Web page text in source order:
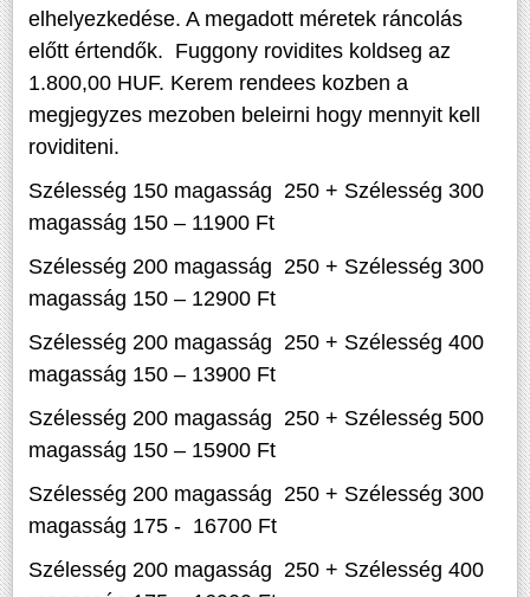
elhelyezkedése. A megadott méretek ráncolás
előtt értendők. Fuggony rovidites koldseg az
1.800,00 HUF. Kerem rendees kozben a
megjegyzes mezoben beleirni hogy mennyit kell
roviditeni.
Szélesség 150 magasság 250 + Szélesség 300
magasság 150 – 11900 Ft
Szélesség 200 magasság 250 + Szélesség 300
magasság 150 – 12900 Ft
Szélesség 200 magasság 250 + Szélesség 400
magasság 150 – 13900 Ft
Szélesség 200 magasság 250 + Szélesség 500
magasság 150 – 15900 Ft
Szélesség 200 magasság 250 + Szélesség 300
magasság 175 - 16700 Ft
Szélesség 200 magasság 250 + Szélesség 400